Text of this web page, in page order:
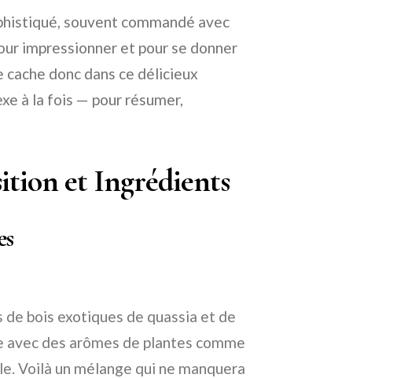
souvent commandé avec
impressionner et pour se donner
donc dans ce délicieux
à la fois — pour résumer,
et Ingrédients
bois exotiques de quassia et de
des arômes de plantes comme
Voilà un mélange qui ne manquera